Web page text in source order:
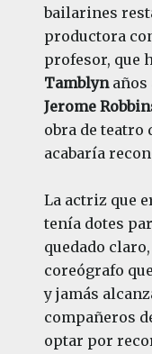
bailarines
productora
profesor, que
Tamblynaños
Jerome
obra de teatro
acabaría
La actriz que
tenía dotes
quedado
coreógrafo
y jamás
compañeros
optar por